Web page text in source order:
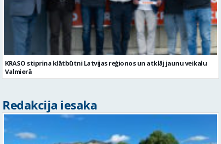
KRASO stiprina klātbūtni Latvijas reģionos un atklāj jaunu veikalu
Valmierā
Redakcija iesaka